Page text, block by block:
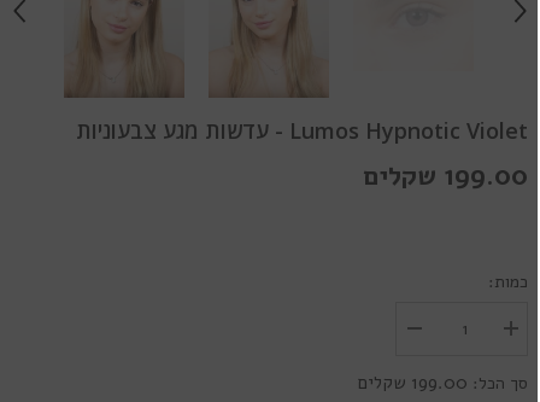
Lumos Hypnotic Violet - עדשות מגע צבעוניות
199.00 שקלים
כמות:
הכמות
עבור
הגדל
עבור
סך הכל: 199.00 שקלים